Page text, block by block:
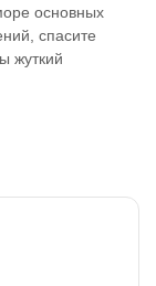
основных
спасите
жуткий